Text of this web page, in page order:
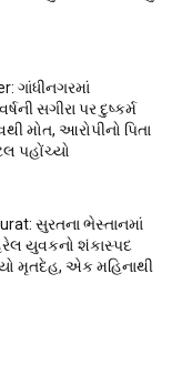
ગાંધીનગરમાં
સગીરા પર દુષ્કર્મ
મોત, આરોપીનો પિતા
પહોંચ્યો
સુરતના ભેસ્તાનમાં
યુવકનો શંકાસ્પદ
મૃતદેહ, એક મહિનાથી